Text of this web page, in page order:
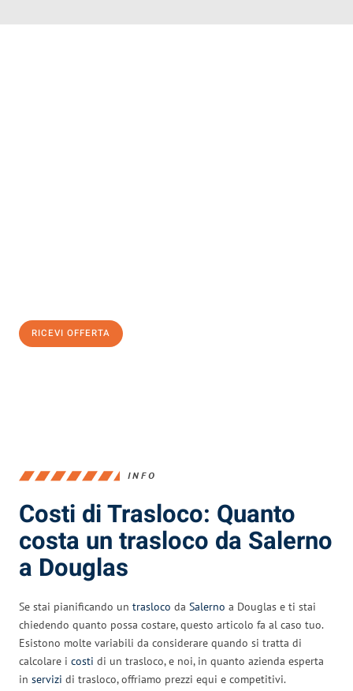
RICEVI OFFERTA
INFO
Costi di Trasloco: Quanto
costa un trasloco da Salerno
a Douglas
Se stai pianificando un trasloco da Salerno a Douglas e ti stai
chiedendo quanto possa costare, questo articolo fa al caso tuo.
Esistono molte variabili da considerare quando si tratta di
calcolare i costi di un trasloco, e noi, in quanto azienda esperta
in servizi di trasloco, offriamo prezzi equi e competitivi.